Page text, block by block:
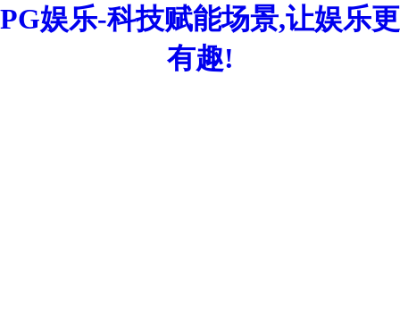
PG娱乐-科技赋能场景,让娱乐更
有趣!